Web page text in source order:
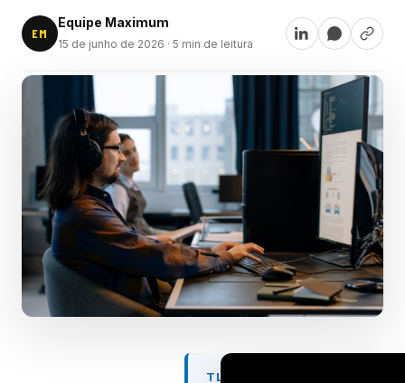
EM
Equipe Maximum
15 de junho de 2026 · 5 min de leitura
TL;DR